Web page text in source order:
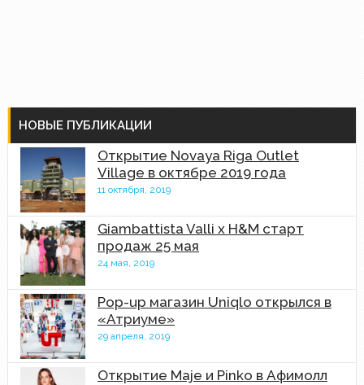
НОВЫЕ ПУБЛИКАЦИИ
Открытие Novaya Riga Outlet
Village в октябре 2019 года
11 октября, 2019
Giambattista Valli x H&M старт
продаж 25 мая
24 мая, 2019
Pop-up магазин Uniqlo открылся в
«Атриуме»
29 апреля, 2019
Открытие Maje и Pinko в Афимолл